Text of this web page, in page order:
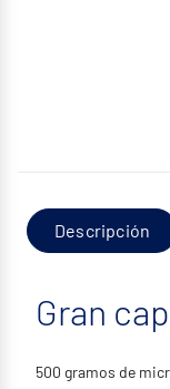
Descripción
Gran
500 gramos de